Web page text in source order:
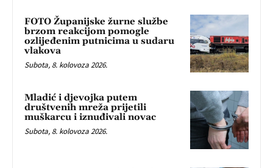
FOTO Županijske žurne službe
brzom reakcijom pomogle
ozlijeđenim putnicima u sudaru
vlakova
Subota, 8. kolovoza 2026.
Mladić i djevojka putem
društvenih mreža prijetili
muškarcu i iznuđivali novac
Subota, 8. kolovoza 2026.